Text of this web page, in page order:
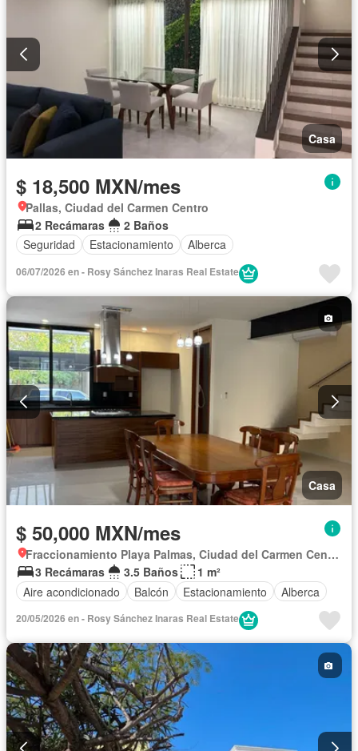
Casa
$ 18,500 MXN/mes
Pallas, Ciudad del Carmen Centro
2 Recámaras
2 Baños
Seguridad
Estacionamiento Alberca
06/07/2026 en - Rosy Sánchez Inaras Real Estate
Casa
$ 50,000 MXN/mes
Fraccionamiento Playa Palmas, Ciudad del Carmen Centro
3 Recámaras
3.5 Baños
1 m²
Aire acondicionado
Balcón Estacionamiento Alberca
20/05/2026 en - Rosy Sánchez Inaras Real Estate